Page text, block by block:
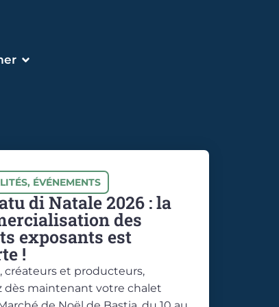
, ÉVÉNEMENTS
di Natale 2026 : la
des
exposants est
!
créateurs et producteurs,
dès maintenant votre chalet